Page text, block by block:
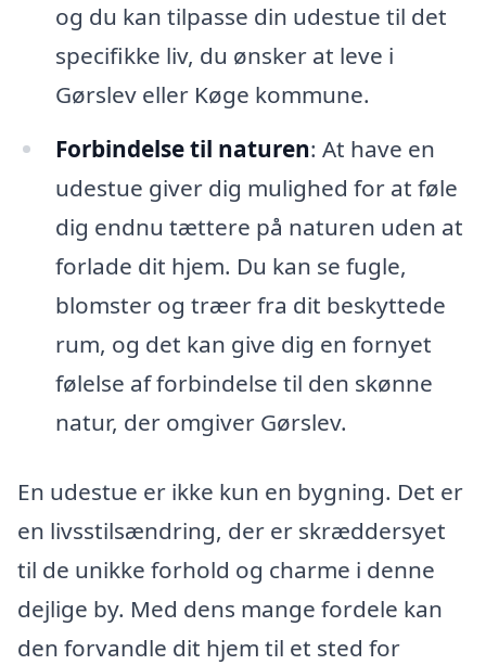
og du kan tilpasse din udestue til det
specifikke liv, du ønsker at leve i
Gørslev eller Køge kommune.
Forbindelse til naturen: At have en
udestue giver dig mulighed for at føle
dig endnu tættere på naturen uden at
forlade dit hjem. Du kan se fugle,
blomster og træer fra dit beskyttede
rum, og det kan give dig en fornyet
følelse af forbindelse til den skønne
natur, der omgiver Gørslev.
En udestue er ikke kun en bygning. Det er
en livsstilsændring, der er skræddersyet
til de unikke forhold og charme i denne
dejlige by. Med dens mange fordele kan
den forvandle dit hjem til et sted for